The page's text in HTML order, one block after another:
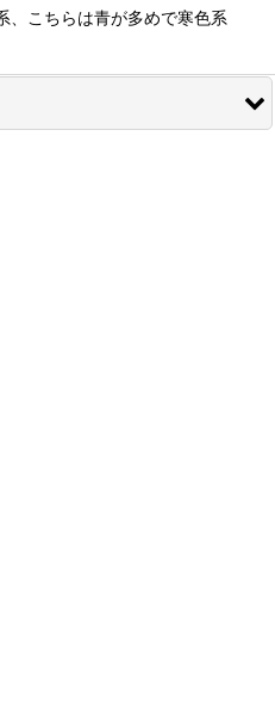
、こちらは青が多めで寒色系